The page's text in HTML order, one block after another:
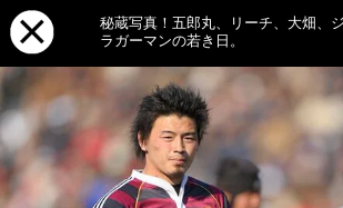
秘蔵写真！五郎丸、リーチ、大畑
ラガーマンの若き日。